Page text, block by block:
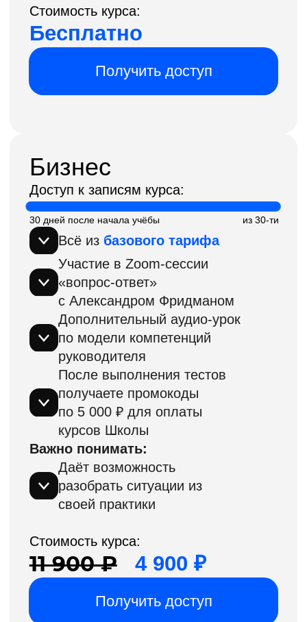
Все права защищены.
ИП Козин М.В, ЦБТ «ЭКСПЕРТ»
Оплата счета (для юридических лиц)